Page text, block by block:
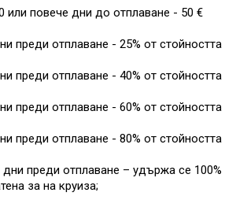
или повече дни до отплаване - 50 €
преди отплаване - 25% от стойността
преди отплаване - 40% от стойността
преди отплаване - 60% от стойността
преди отплаване - 80% от стойността
преди отплаване – удържа се 100%
за на круиза;